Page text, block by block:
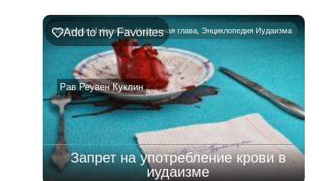
Ръэ
02.08.2026
08.08.2026
Заповеди,Избранное,Недельная глава, Энциклопедия Иудаизма
Рав Реувен Куклин
Add to my Favorites
Запрет на употребление крови в
иудаизме